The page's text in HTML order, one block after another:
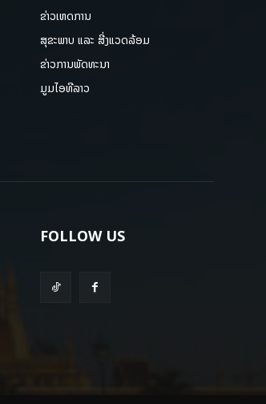
ຂ່າວເຫດການ
ສຸຂະພາບ ແລະ ສີ່ງແວດລ້ອມ
ຂ່າວການພັດທະນາ
ມູມໄອທີລາວ
FOLLOW US